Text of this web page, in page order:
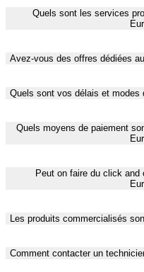
Quels sont les services
Avez-vous des offres dédiées
Quels sont vos délais et modes
Quels moyens de paiement
Peut on faire du click
Les produits commercialisés
Comment contacter un